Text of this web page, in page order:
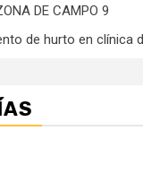
DE CAMPO 9
de hurto en clínica